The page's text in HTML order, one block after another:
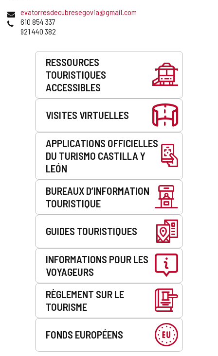
Adresse
de
courrier
evatorresdecubresegovia@gmail.com
Téléphones
610 854 337
921 440 382
Prestations
RESSOURCES
TOURISTIQUES
ACCESSIBLES
VISITES VIRTUELLES
APPLICATIONS OFFICIELLES
DU TURISMO CASTILLA Y
LEÓN
BUREAUX D’INFORMATION
TOURISTIQUE
GUIDES TOURISTIQUES
INFORMATIONS POUR LES
VOYAGEURS
RÈGLEMENT SUR LE
TOURISME
FONDS EUROPÉENS